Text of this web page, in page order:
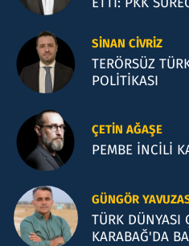
SINAN CIVRIZ
TERÖRSÜZ
POLİTİKASI
ÇETIN AĞAŞE
PEMBE İNCİLİ
GÜNGÖR
TÜRK DÜNYASI
KARABAĞ'DA